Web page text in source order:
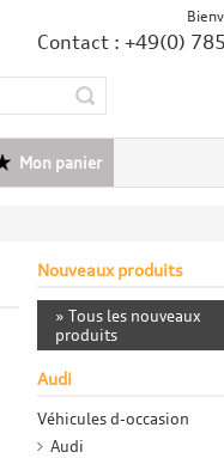
Contact : +49(0)
Mon panier
Nouveaux produits
» Tous les nouveaux
produits
Audi
Véhicules d-occasion
Audi